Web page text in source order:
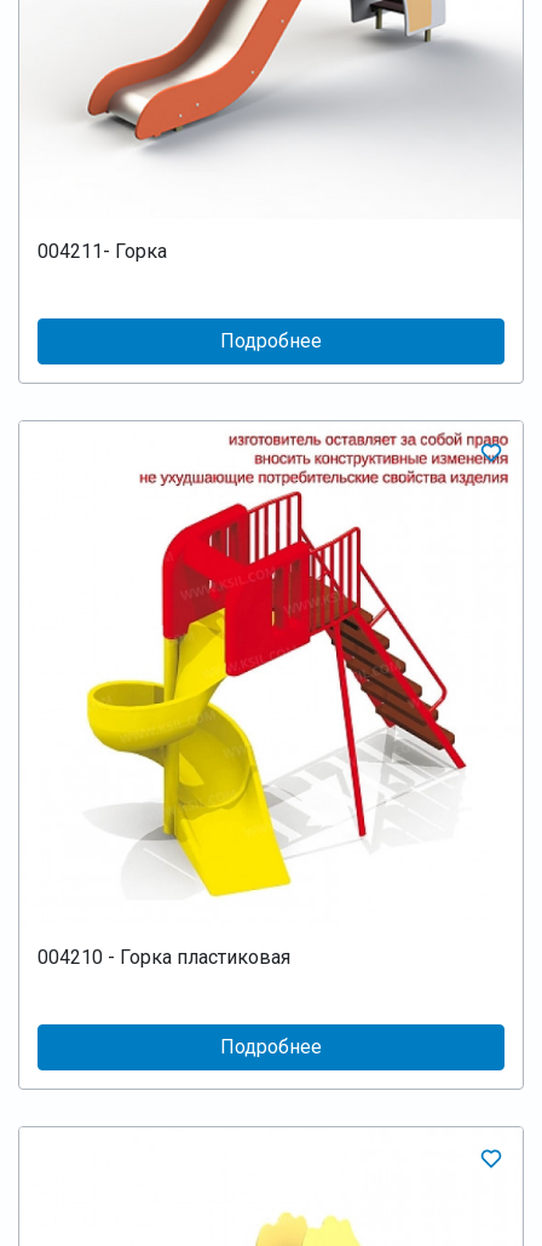
004211- Горка
Подробнее
004210 - Горка пластиковая
Подробнее